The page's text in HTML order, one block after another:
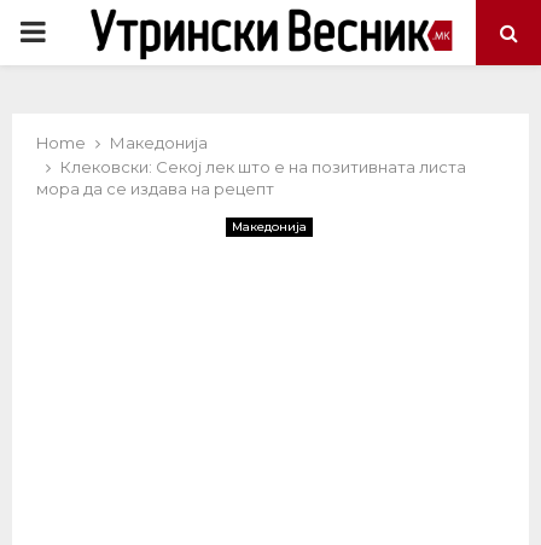
PRIMARY
Home
Македонија
Клековски: Секој лек што е на позитивната листа
мора да се издава на рецепт
Македонија